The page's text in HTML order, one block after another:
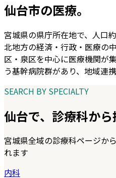
仙台市の医療。
宮城県の県庁所在地で、人口
北地方の経済・行政・医療の
区・泉区を中心に医療機関が
う基幹病院群があり、地域連携
SEARCH BY SPECIALTY
仙台で、診療科から
宮城県全域の診療科ページから
れます
内科